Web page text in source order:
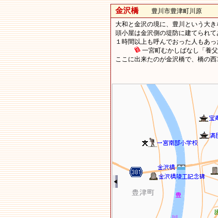
金沢橋豊川市豊津町川原
大和と金沢の境に、豊川という大
頭小屋は金沢側の堤防に建てられ
１時間以上も呼んでおった人もあ
一宮町むかしばなし「養
ここに出来たのが金沢橋で、橋の